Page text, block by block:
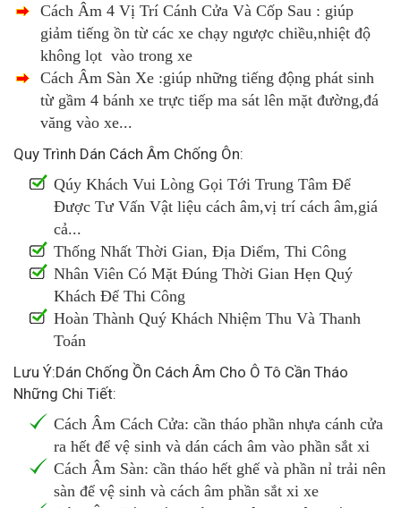
Cách Âm 4 Vị Trí Cánh Cửa Và Cốp Sau : giúp
giảm tiếng ồn từ các xe chạy ngược chiều,nhiệt độ
không lọt vào trong xe
Cách Âm Sàn Xe :giúp những tiếng động phát sinh
từ gầm 4 bánh xe trực tiếp ma sát lên mặt đường,đá
văng vào xe...
Quy Trình Dán Cách Âm Chống Ôn:
Qúy Khách Vui Lòng Gọi Tới Trung Tâm Để
Được Tư Vấn Vật liệu cách âm,vị trí cách âm,giá
cả...
Thống Nhất Thời Gian, Địa Diểm, Thi Công
Nhân Viên Có Mặt Đúng Thời Gian Hẹn Quý
Khách Để Thi Công
Hoàn Thành Quý Khách Nhiệm Thu Và Thanh
Toán
Lưu Ý:Dán Chống Ồn Cách Âm Cho Ô Tô Cần Tháo
Những Chi Tiết:
Cách Âm Cách Cửa: cần tháo phần nhựa cánh cửa
ra hết để vệ sinh và dán cách âm vào phần sắt xi
Cách Âm Sàn: cần tháo hết ghế và phần nỉ trải nên
sàn để vệ sinh và cách âm phần sắt xi xe